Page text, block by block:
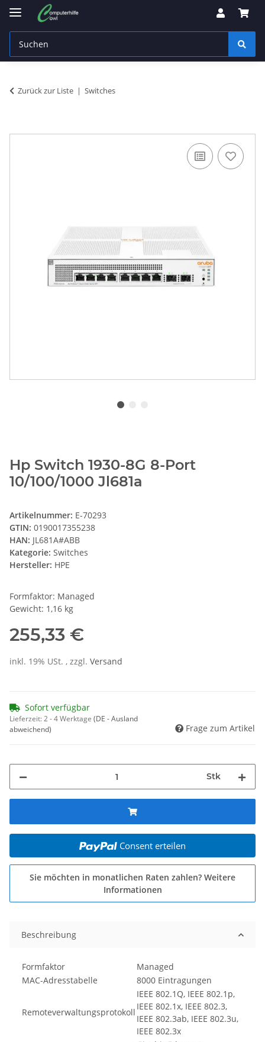
Zurück zur Liste Switches
Hp Switch 1930-8G 8-Port
10/100/1000 Jl681a
Artikelnummer: E-70293
GTIN: 0190017355238
HAN: JL681A#ABB
Kategorie: Switches
Hersteller: HPE
Formfaktor: Managed
Gewicht: 1,16 kg
255,33 €
inkl. 19% USt. , zzgl. Versand
Sofort verfügbar
Lieferzeit:2 - 4 Werktage (DE - Ausland
abweichend)
Frage zum Artikel
Stk
Consent erteilen
Sie möchten in monatlichen Raten zahlen? Weitere
Informationen
Beschreibung
Formfaktor
Managed
MAC-Adresstabelle
8000 Eintragungen
Remoteverwaltungsprotokoll
IEEE 802.1Q, IEEE 802.1p,
IEEE 802.1x, IEEE 802.3,
IEEE 802.3ab, IEEE 802.3u,
IEEE 802.3x